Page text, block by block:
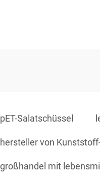
pET-Salatschüssel
hersteller von
großhandel mit